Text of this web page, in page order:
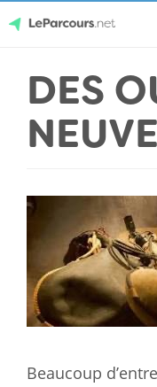
content
LeParcours.net
DES
Beaucoup